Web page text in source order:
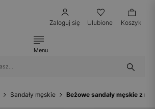
Zaloguj się Ulubione Koszyk
Menu
Sandały męskie Beżowe sandały męskie z